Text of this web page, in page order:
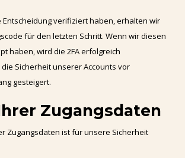
Entscheidung verifiziert haben, erhalten wir
für den letzten Schritt. Wenn wir diesen
haben, wird die 2FA erfolgreich
Sicherheit unserer Accounts vor
gesteigert.
Zugangsdaten
Zugangsdaten ist für unsere Sicherheit